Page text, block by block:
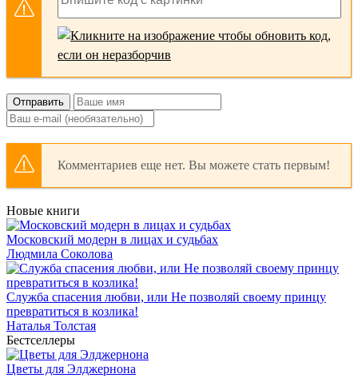
Отправить
Комментариев еще нет. Вы можете стать первым!
Новые книги
Московский модерн в лицах и судьбах
Людмила Соколова
Служба спасения любви, или Не позволяй своему принцу
превратиться в козлика!
Наталья Толстая
Бестселлеры
Цветы для Элджернона